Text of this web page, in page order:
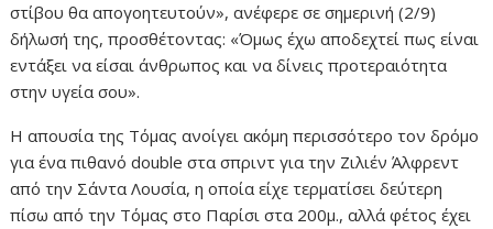
στίβου θα απογοητευτούν», ανέφερε σε σημερινή (2/9)
δήλωσή της, προσθέτοντας: «Όμως έχω αποδεχτεί πως είναι
εντάξει να είσαι άνθρωπος και να δίνεις προτεραιότητα
στην υγεία σου».
Η απουσία της Τόμας ανοίγει ακόμη περισσότερο τον δρόμο
για ένα πιθανό double στα σπριντ για την Ζιλιέν Άλφρεντ
από την Σάντα Λουσία, η οποία είχε τερματίσει δεύτερη
πίσω από την Τόμας στο Παρίσι στα 200μ., αλλά φέτος έχει